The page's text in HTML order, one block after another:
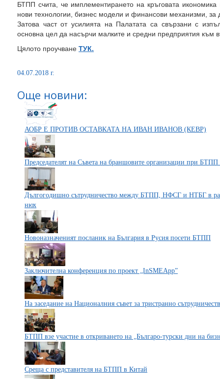
БТПП счита, че имплементирането на кръговата
нови технологии, бизнес модели и финансови механизми, за
Затова част от усилията на Палатата са свързани с
основна цел да насърчи малките и средни предприятия
Цялото проучване ТУК.
04.07.2018 г.
Още новини:
АОБР Е ПРОТИВ ОСТАВКАТА НА ИВАН ИВАНОВ (КЕВР)
Председателят на Съвета на браншовите организации при БТПП
Дългогодишно сътрудничество между БТПП, НФСГ и НТБГ в
нюх
Новоназначеният посланик на България в Русия посети БТПП
Заключителна конференция по проект „InSMEApp”
На заседание на Националния съвет за тристранно
БТПП взе участие в откриването на „Българо-турски дни на
Среща с представителя на БТПП в Китай